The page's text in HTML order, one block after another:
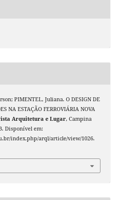
PIMENTEL, Juliana. O DESIGN DE
NA ESTAÇÃO FERROVIÁRIA NOVA
Arquitetura e Lugar, Campina
Disponível em:
index.php/arql/article/view/1026.